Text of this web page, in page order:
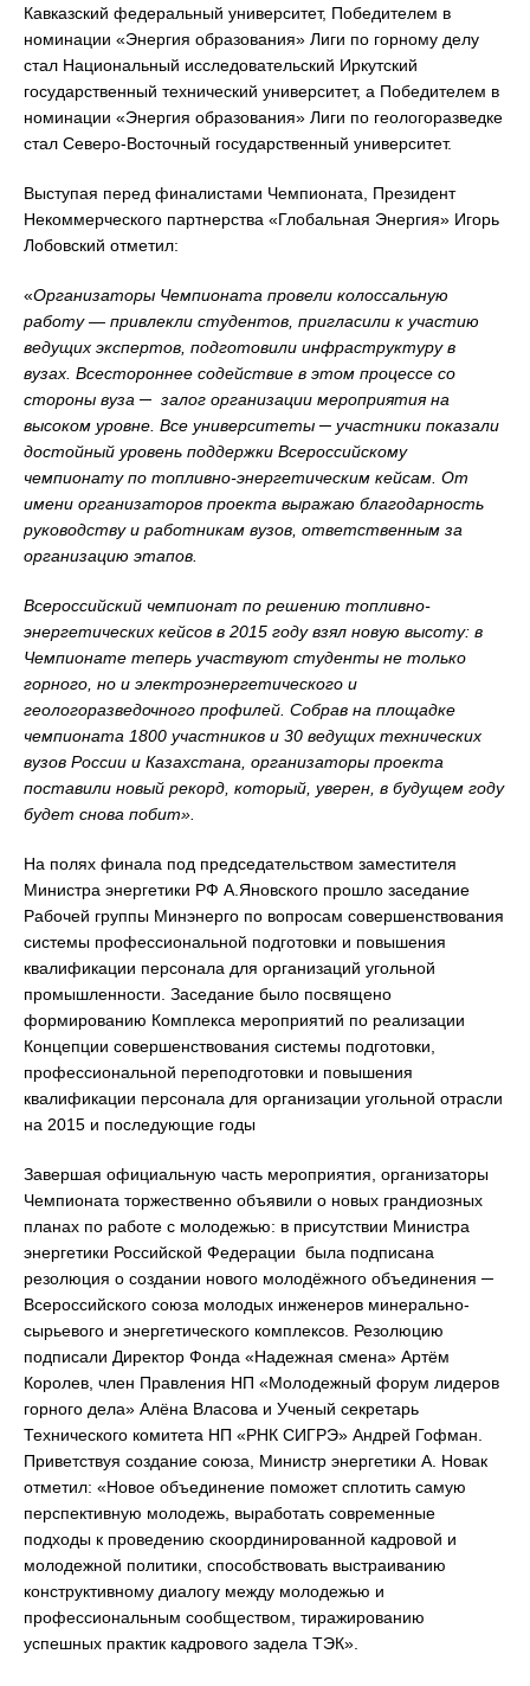
Кавказский федеральный университет, Победителем в
номинации «Энергия образования» Лиги по горному делу
стал Национальный исследовательский Иркутский
государственный технический университет, а Победителем в
номинации «Энергия образования» Лиги по геологоразведке
стал Северо-Восточный государственный университет.
Выступая перед финалистами Чемпионата, Президент
Некоммерческого партнерства «Глобальная Энергия» Игорь
Лобовский отметил:
«Организаторы Чемпионата провели колоссальную
работу — привлекли студентов, пригласили к участию
ведущих экспертов, подготовили инфраструктуру в
вузах. Всестороннее содействие в этом процессе со
стороны вуза ─ залог организации мероприятия на
высоком уровне. Все университеты ─ участники показали
достойный уровень поддержки Всероссийскому
чемпионату по топливно-энергетическим кейсам. От
имени организаторов проекта выражаю благодарность
руководству и работникам вузов, ответственным за
организацию этапов.
Всероссийский чемпионат по решению топливно-
энергетических кейсов в 2015 году взял новую высоту: в
Чемпионате теперь участвуют студенты не только
горного, но и электроэнергетического и
геологоразведочного профилей. Собрав на площадке
чемпионата 1800 участников и 30 ведущих технических
вузов России и Казахстана, организаторы проекта
поставили новый рекорд, который, уверен, в будущем году
будет снова побит».
На полях финала под председательством заместителя
Министра энергетики РФ А.Яновского прошло заседание
Рабочей группы Минэнерго по вопросам совершенствования
системы профессиональной подготовки и повышения
квалификации персонала для организаций угольной
промышленности. Заседание было посвящено
формированию Комплекса мероприятий по реализации
Концепции совершенствования системы подготовки,
профессиональной переподготовки и повышения
квалификации персонала для организации угольной отрасли
на 2015 и последующие годы
Завершая официальную часть мероприятия, организаторы
Чемпионата торжественно объявили о новых грандиозных
планах по работе с молодежью: в присутствии Министра
энергетики Российской Федерации была подписана
резолюция о создании нового молодёжного объединения ─
Всероссийского союза молодых инженеров минерально-
сырьевого и энергетического комплексов. Резолюцию
подписали Директор Фонда «Надежная смена» Артём
Королев, член Правления НП «Молодежный форум лидеров
горного дела» Алёна Власова и Ученый секретарь
Технического комитета НП «РНК СИГРЭ» Андрей Гофман.
Приветствуя создание союза, Министр энергетики А. Новак
отметил: «Новое объединение поможет сплотить самую
перспективную молодежь, выработать современные
подходы к проведению скоординированной кадровой и
молодежной политики, способствовать выстраиванию
конструктивному диалогу между молодежью и
профессиональным сообществом, тиражированию
успешных практик кадрового задела ТЭК».